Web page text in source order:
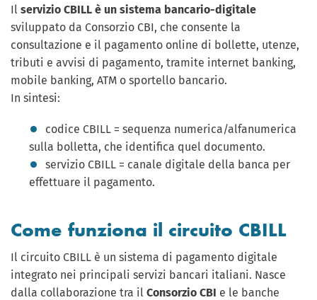
Il servizio CBILL è un sistema bancario-digitale
sviluppato da Consorzio CBI, che consente la
consultazione e il pagamento online di bollette, utenze,
tributi e avvisi di pagamento, tramite internet banking,
mobile banking, ATM o sportello bancario.
In sintesi:
codice CBILL = sequenza numerica/alfanumerica
sulla bolletta, che identifica quel documento.
servizio CBILL = canale digitale della banca per
effettuare il pagamento.
Come funziona il circuito CBILL
Il circuito CBILL è un sistema di pagamento digitale
integrato nei principali servizi bancari italiani. Nasce
dalla collaborazione tra il Consorzio CBI e le banche